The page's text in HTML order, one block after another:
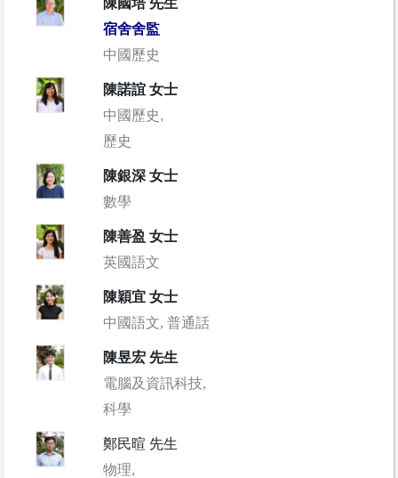
宿舍舍監
中國歷史
陳諾誼 女士
中國歷史,
歷史
陳銀深 女士
數學
陳善盈 女士
英國語文
陳穎宜 女士
中國語文, 普通話
陳昱宏 先生
電腦及資訊科技,
科學
鄭民暄 先生
物理,